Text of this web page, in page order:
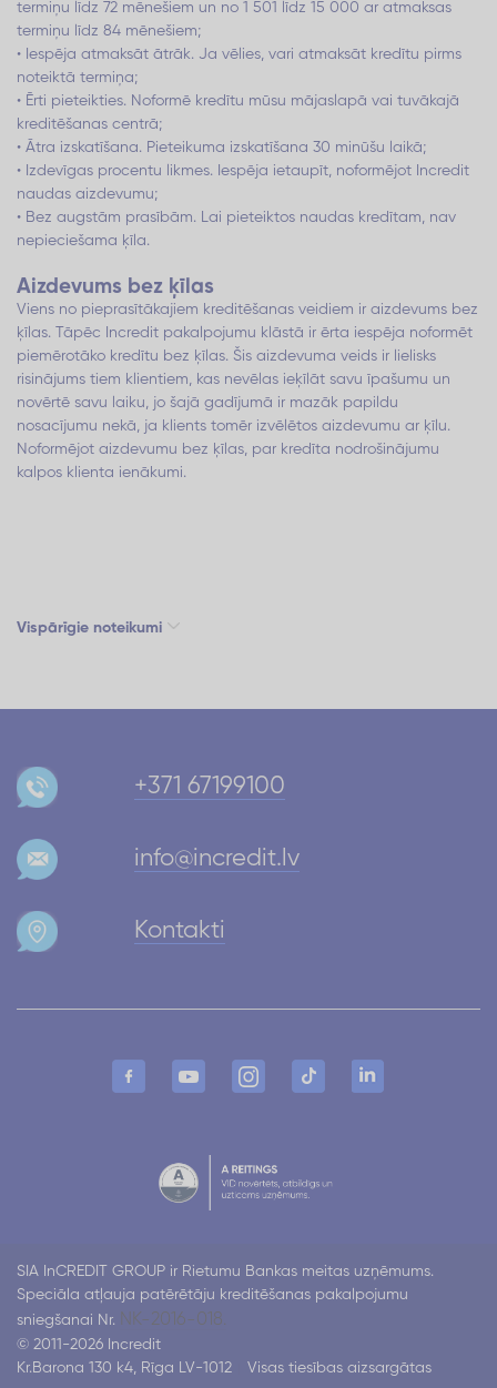
termiņu līdz 72 mēnešiem un no 1 501 līdz 15 000 ar atmaksas
termiņu līdz 84 mēnešiem;
• Iespēja atmaksāt ātrāk. Ja vēlies, vari atmaksāt kredītu pirms
noteiktā termiņa;
• Ērti pieteikties. Noformē kredītu mūsu mājaslapā vai tuvākajā
kreditēšanas centrā;
• Ātra izskatīšana. Pieteikuma izskatīšana 30 minūšu laikā;
• Izdevīgas procentu likmes. Iespēja ietaupīt, noformējot Incredit
naudas aizdevumu;
• Bez augstām prasībām. Lai pieteiktos naudas kredītam, nav
nepieciešama ķīla.
Aizdevums bez ķīlas
Viens no pieprasītākajiem kreditēšanas veidiem ir aizdevums bez
ķīlas. Tāpēc Incredit pakalpojumu klāstā ir ērta iespēja noformēt
piemērotāko kredītu bez ķīlas. Šis aizdevuma veids ir lielisks
risinājums tiem klientiem, kas nevēlas ieķīlāt savu īpašumu un
novērtē savu laiku, jo šajā gadījumā ir mazāk papildu
nosacījumu nekā, ja klients tomēr izvēlētos aizdevumu ar ķīlu.
Noformējot aizdevumu bez ķīlas, par kredīta nodrošinājumu
kalpos klienta ienākumi.
Vispārīgie noteikumi
+371 67199100
info@incredit.lv
Kontakti
SIA InCREDIT GROUP ir Rietumu Bankas meitas uzņēmums.
Speciāla atļauja patērētāju kreditēšanas pakalpojumu
sniegšanai Nr. NK-2016-018.
© 2011-2026 Incredit
Kr.Barona 130 k4, Rīga LV-1012
Visas tiesības aizsargātas